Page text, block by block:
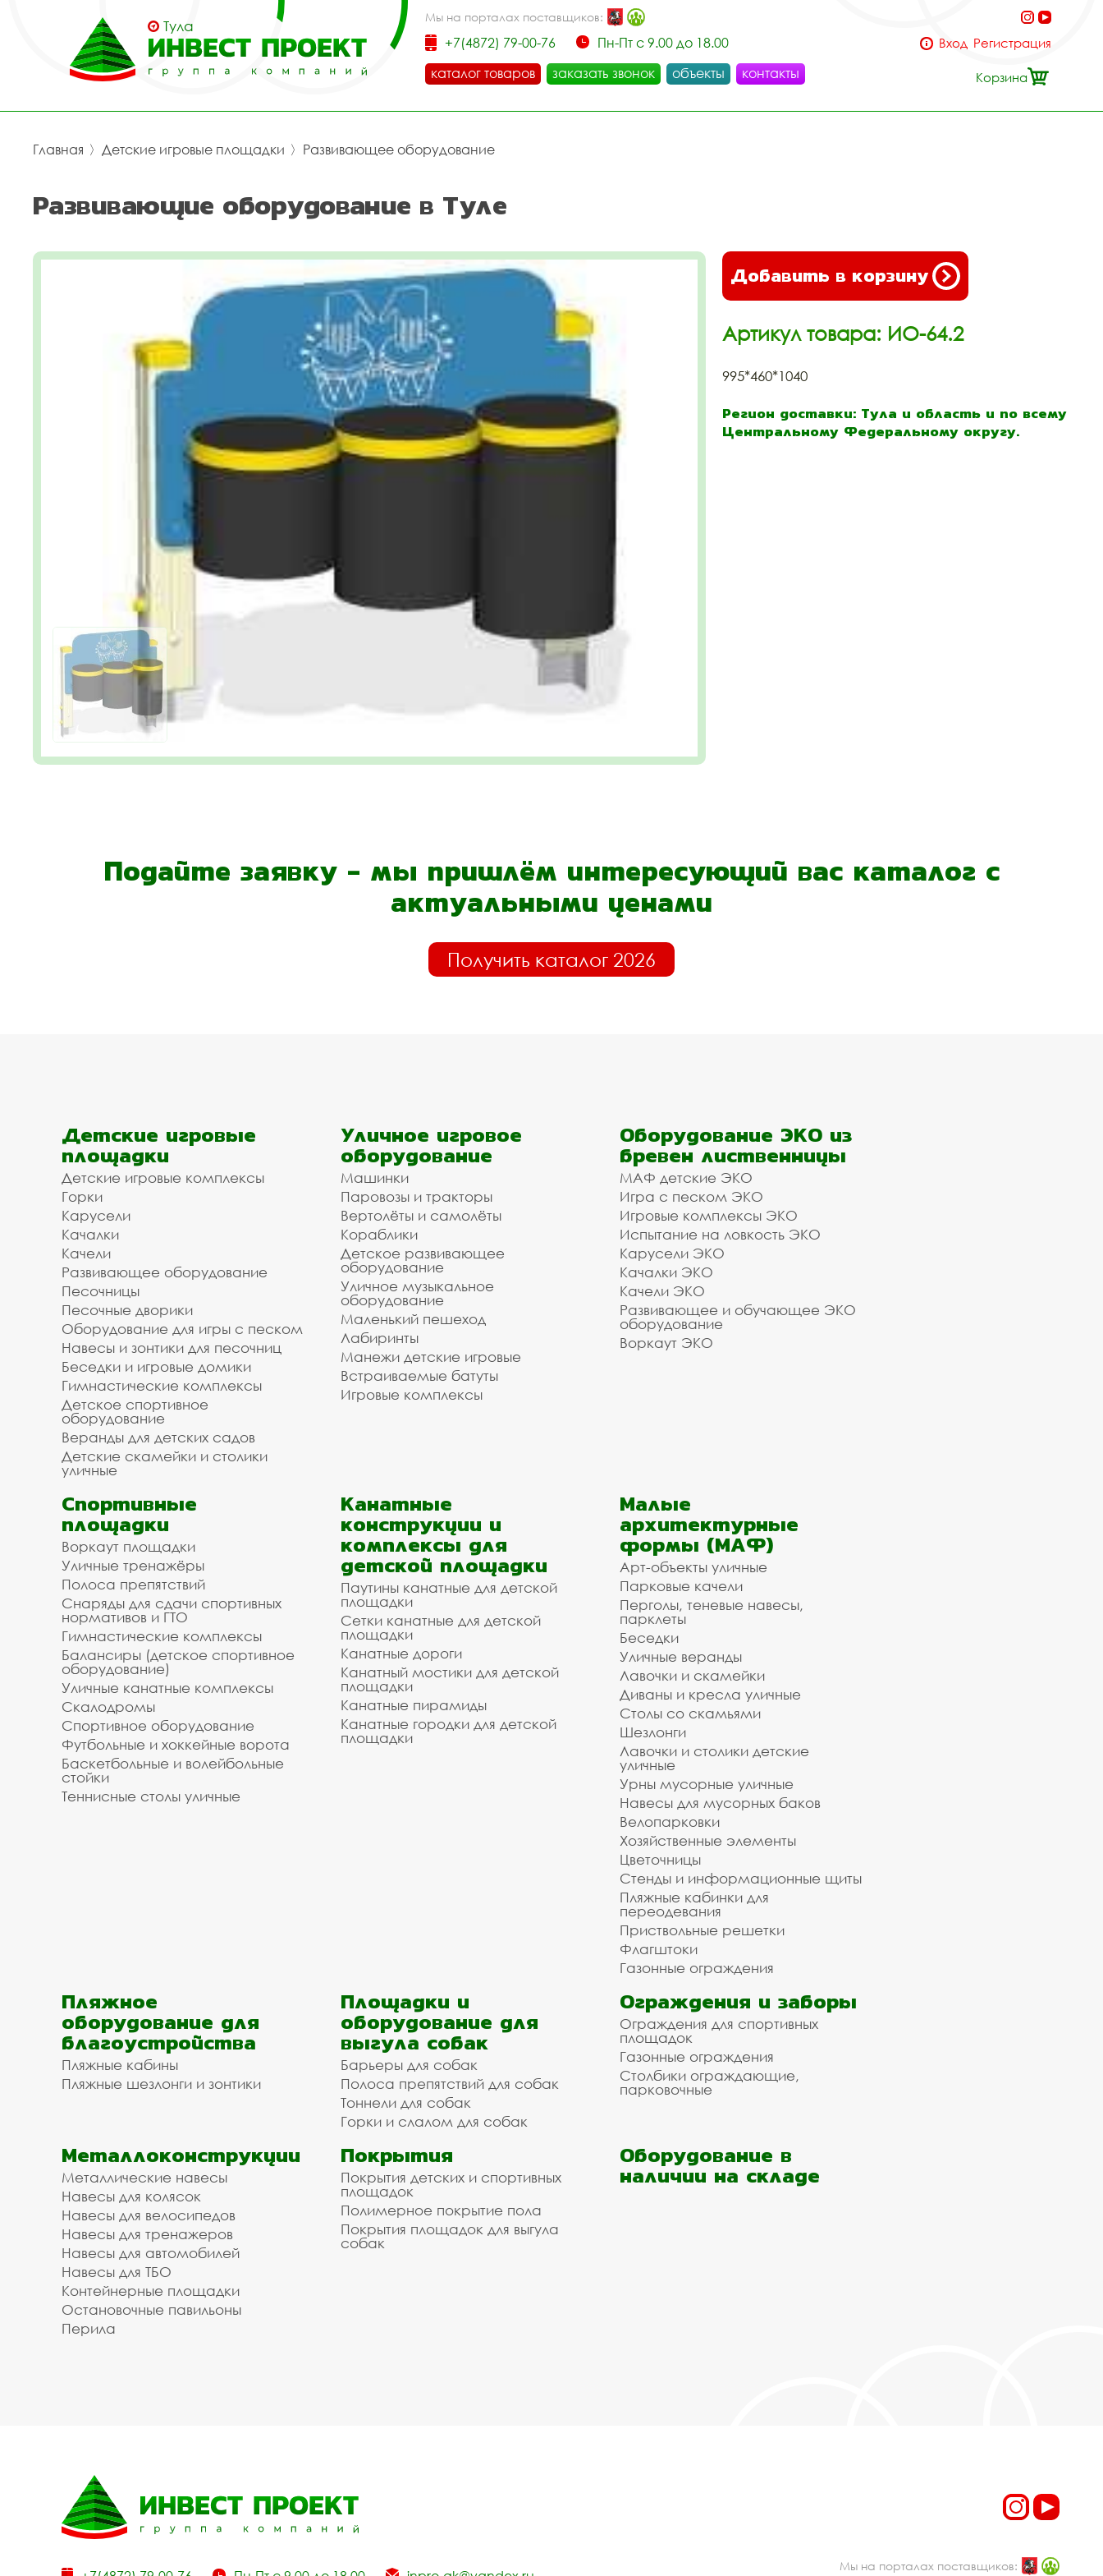
Тула
Мы на порталах поставщиков:
+7(4872) 79-00-76
Пн-Пт с 9.00 до 18.00
каталог товаров
заказать звонок объекты контакты
Вход Регистрация
Корзина
Главная 〉 Детские игровые площадки 〉 Развивающее оборудование
Развивающие оборудование в Туле
Добавить в корзину
Артикул товара: ИО-64.2
995*460*1040
Регион доставки: Тула и область и по всему
Центральному Федеральному округу.
Подайте заявку - мы пришлём интересующий вас каталог с
актуальными ценами
Получить каталог 2026
Детские игровые
площадки
Детские игровые комплексы
Горки
Карусели
Качалки
Качели
Развивающее оборудование
Песочницы
Песочные дворики
Оборудование для игры с песком
Навесы и зонтики для песочниц
Беседки и игровые домики
Гимнастические комплексы
Детское спортивное
оборудование
Веранды для детских садов
Детские скамейки и столики
уличные
Уличное игровое
оборудование
Машинки
Паровозы и тракторы
Вертолёты и самолёты
Кораблики
Детское развивающее
оборудование
Уличное музыкальное
оборудование
Маленький пешеход
Лабиринты
Манежи детские игровые
Встраиваемые батуты
Игровые комплексы
Оборудование ЭКО из
бревен лиственницы
МАФ детские ЭКО
Игра с песком ЭКО
Игровые комплексы ЭКО
Испытание на ловкость ЭКО
Карусели ЭКО
Качалки ЭКО
Качели ЭКО
Развивающее и обучающее ЭКО
оборудование
Воркаут ЭКО
Спортивные
площадки
Воркаут площадки
Уличные тренажёры
Полоса препятствий
Снаряды для сдачи спортивных
нормативов и ГТО
Гимнастические комплексы
Балансиры (детское спортивное
оборудование)
Уличные канатные комплексы
Скалодромы
Спортивное оборудование
Футбольные и хоккейные ворота
Баскетбольные и волейбольные
стойки
Теннисные столы уличные
Канатные
конструкции и
комплексы для
детской площадки
Паутины канатные для детской
площадки
Сетки канатные для детской
площадки
Канатные дороги
Канатный мостики для детской
площадки
Канатные пирамиды
Канатные городки для детской
площадки
Малые
архитектурные
формы (МАФ)
Арт-объекты уличные
Парковые качели
Перголы, теневые навесы,
парклеты
Беседки
Уличные веранды
Лавочки и скамейки
Диваны и кресла уличные
Столы со скамьями
Шезлонги
Лавочки и столики детские
уличные
Урны мусорные уличные
Навесы для мусорных баков
Велопарковки
Хозяйственные элементы
Цветочницы
Стенды и информационные щиты
Пляжные кабинки для
переодевания
Приствольные решетки
Флагштоки
Газонные ограждения
Пляжное
оборудование для
благоустройства
Пляжные кабины
Пляжные шезлонги и зонтики
Площадки и
оборудование для
выгула собак
Барьеры для собак
Полоса препятствий для собак
Тоннели для собак
Горки и слалом для собак
Ограждения и заборы
Ограждения для спортивных
площадок
Газонные ограждения
Столбики ограждающие,
парковочные
Металлоконструкции
Металлические навесы
Навесы для колясок
Навесы для велосипедов
Навесы для тренажеров
Навесы для автомобилей
Навесы для ТБО
Контейнерные площадки
Остановочные павильоны
Перила
Покрытия
Покрытия детских и спортивных
площадок
Полимерное покрытие пола
Покрытия площадок для выгула
собак
Оборудование в
наличии на складе
Мы на порталах поставщиков: